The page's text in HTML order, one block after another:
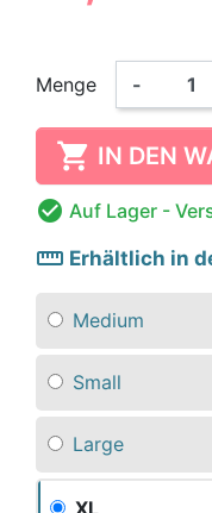
Menge -
 IN DEN
 Auf Lager -
straighten Erhältlich in
Medium
Small
Large